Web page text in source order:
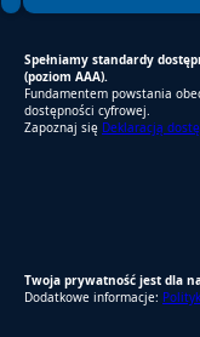
Spełniamy standardy
(poziom AAA).
Fundamentem powstania
dostępności cyfrowej.
Zapoznaj się Deklaracją
Twoja prywatność jest dla
Dodatkowe informacje: